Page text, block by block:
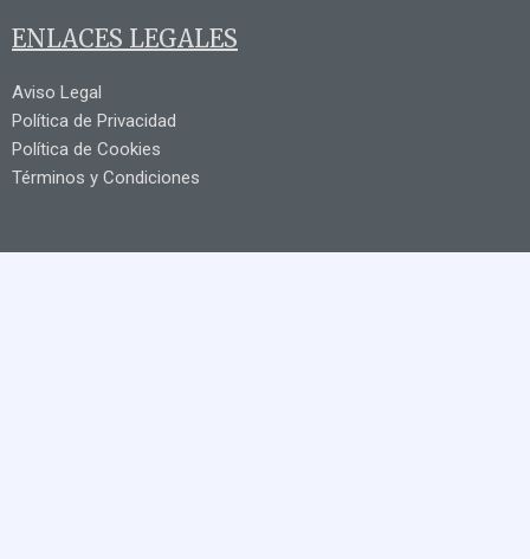
ENLACES LEGALES
Aviso Legal
Política de Privacidad
Política de Cookies
Términos y Condiciones